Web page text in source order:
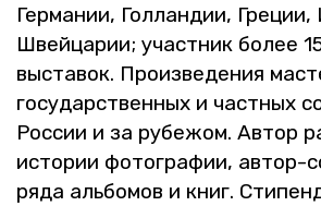
Гер­ма­нии, Гол­лан­дии, Гре­ции,
Швей­ца­рии; участ­ник более
вы­ста­вок. Про­из­ве­де­ния
го­су­дар­ствен­ных и част­ных
Рос­сии и за ру­бе­жом. Автор
ис­то­рии фо­то­гра­фии, автор-
ряда аль­бо­мов и книг.